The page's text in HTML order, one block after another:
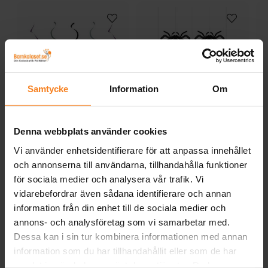
Samtycke Information Om
Denna webbplats använder cookies
Vi använder enhetsidentifierare för att anpassa innehållet
och annonserna till användarna, tillhandahålla funktioner
för sociala medier och analysera vår trafik. Vi
vidarebefordrar även sådana identifierare och annan
information från din enhet till de sociala medier och
annons- och analysföretag som vi samarbetar med.
Dessa kan i sin tur kombinera informationen med annan
information som du har tillhandahållit eller som de har
Swirl Dekorationer
49,00 kr
KÖP
- Halloween Spindlar 5-
pack
: 89,00 kr
89,00 kr
KÖP
Andra köpte även